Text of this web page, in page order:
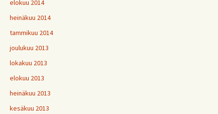
elokuu 2014
heinäkuu 2014
tammikuu 2014
joulukuu 2013
lokakuu 2013
elokuu 2013
heinäkuu 2013
kesäkuu 2013